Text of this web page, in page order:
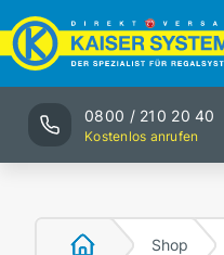
0800 / 210 20 40
Kostenlos anrufen
Shop